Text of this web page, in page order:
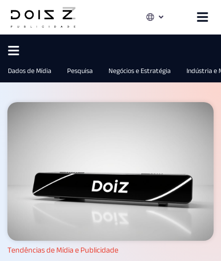
Dados de Mídia Pesquisa Negócios e Estratégia Indústria e
Tendências de Mídia e Publicidade